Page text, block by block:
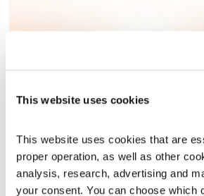
This website uses cookies
This website uses cookies that are
proper operation, as well as other
analysis, research, advertising and
your consent. You can choose which
אסי זיגדוןונטאלי בן דוד